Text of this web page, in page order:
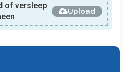
of versleep
Upload